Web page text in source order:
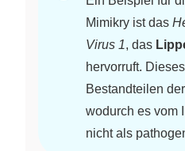
Mimikry ist das
Virus 1, das
hervorruft.
Bestandteilen
wodurch es vom
nicht als